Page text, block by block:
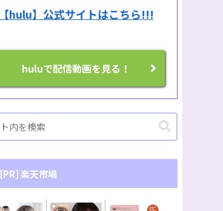
【hulu】公式サイトはこちら!!!
huluで配信動画を見る！
[PR] 楽天市場